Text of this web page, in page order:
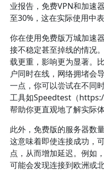
业报告，免费VPN和加速
至30%，这在实际使用中表
你在使用免费版万城加速
接不稳定甚至掉线的情况
载更重，影响更为显著。
户同时在线，网络拥堵会
一点，你可以尝试在不同
工具如Speedtest（
帮助你更直观地了解实际体
此外，免费版的服务器数
这意味着即使连接成功，
点，从而增加延迟。例如
可能会发现连接到欧洲或